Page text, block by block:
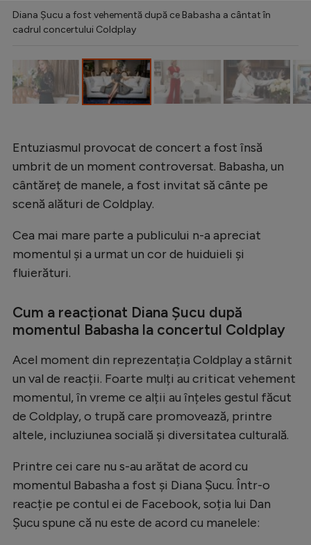
Gimnastică
Rugby
Ciclism
JO 2026
Intră în cont
Diana Șucu a fost vehementă după ce Babasha a cântat în
cadrul concertului Coldplay
Entuziasmul provocat de concert a fost însă
umbrit de un moment controversat. Babasha, un
cântăreț de manele, a fost invitat să cânte pe
scenă alături de Coldplay.
Cea mai mare parte a publicului n-a apreciat
momentul și a urmat un cor de huiduieli și
fluierături.
Cum a reacționat Diana Șucu după
momentul Babasha la concertul Coldplay
Acel moment din reprezentația Coldplay a stârnit
un val de reacții. Foarte mulți au criticat vehement
momentul, în vreme ce alții au înțeles gestul făcut
de Coldplay, o trupă care promovează, printre
altele, incluziunea socială și diversitatea culturală.
Printre cei care nu s-au arătat de acord cu
momentul Babasha a fost și Diana Șucu. Într-o
reacție pe contul ei de Facebook, soția lui Dan
Șucu spune că nu este de acord cu manelele: